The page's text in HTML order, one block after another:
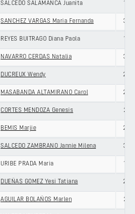
SALCEDO SALAMANCA Juanita 19
SANCHEZ VARGAS Maria Fernanda 35
REYES BUITRAGO Diana Paola 19
NAVARRO CERDAS Natalia 32
DUCREUX Wendy 28
MASABANDA ALTAMIRANO Carol 20
CORTES MENDOZA Genesis 21
BEMIS Marjie 23
SALCEDO ZAMBRANO Jannie Milena 35
URIBE PRADA Maria 19
DUEÑAS GOMEZ Yesi Tatiana 25
AGUILAR BOLAÑOS Marlen 21